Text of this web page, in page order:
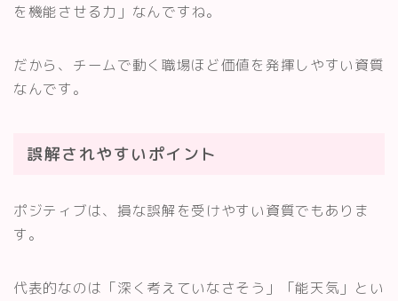
を機能させる力」なんですね。
だから、チームで動く職場ほど価値を発揮しやすい資質
なんです。
誤解されやすいポイント
ポジティブは、損な誤解を受けやすい資質でもありま
す。
代表的なのは「深く考えていなさそう」「能天気」とい